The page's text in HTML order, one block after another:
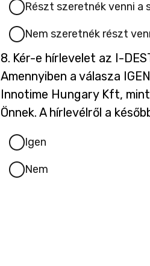
Részt szeretnék venni a
Nem szeretnék részt
8. Kérdés
8.
Kér-e hírlevelet az I-
Amennyiben a válasza
Innotime Hungary Kft,
Önnek. A hírlevélről a
Igen
Nem